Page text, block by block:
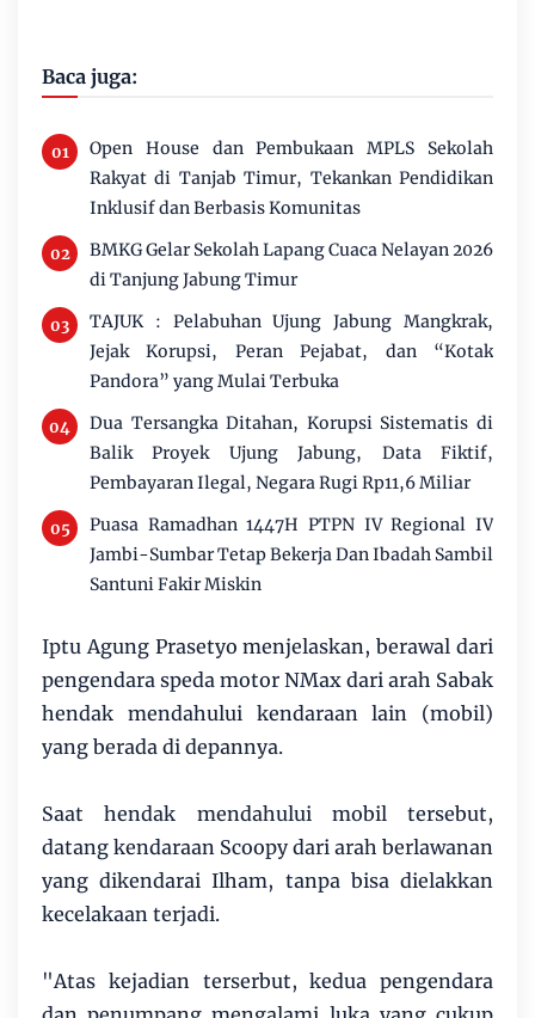
Baca juga:
Open House dan Pembukaan MPLS Sekolah
Rakyat di Tanjab Timur, Tekankan Pendidikan
Inklusif dan Berbasis Komunitas
BMKG Gelar Sekolah Lapang Cuaca Nelayan 2026
di Tanjung Jabung Timur
TAJUK : Pelabuhan Ujung Jabung Mangkrak,
Jejak Korupsi, Peran Pejabat, dan “Kotak
Pandora” yang Mulai Terbuka
Dua Tersangka Ditahan, Korupsi Sistematis di
Balik Proyek Ujung Jabung, Data Fiktif,
Pembayaran Ilegal, Negara Rugi Rp11,6 Miliar
Puasa Ramadhan 1447H PTPN IV Regional IV
Jambi-Sumbar Tetap Bekerja Dan Ibadah Sambil
Santuni Fakir Miskin
Iptu Agung Prasetyo menjelaskan, berawal dari
pengendara speda motor NMax dari arah Sabak
hendak mendahului kendaraan lain (mobil)
yang berada di depannya.
Saat hendak mendahului mobil tersebut,
datang kendaraan Scoopy dari arah berlawanan
yang dikendarai Ilham, tanpa bisa dielakkan
kecelakaan terjadi.
"Atas kejadian terserbut, kedua pengendara